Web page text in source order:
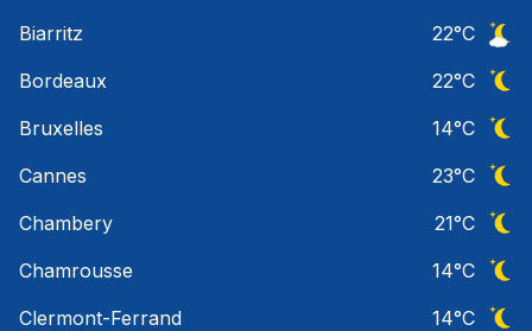
Biarritz
22°C
Bordeaux
22°C
Bruxelles
14°C
Cannes
23°C
Chambery
21°C
Chamrousse
14°C
Clermont-Ferrand
14°C